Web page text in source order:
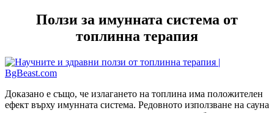
Ползи за имунната система от
топлинна терапия
Доказано е също, че излагането на топлина има положителен
ефект върху имунната система. Редовното използване на сауна